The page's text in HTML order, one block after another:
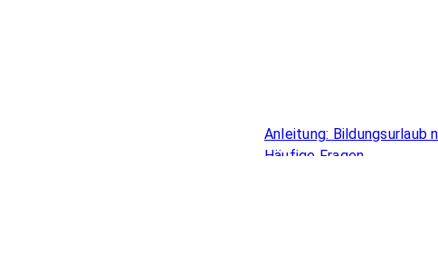
Anleitung: Bildungsurlaub
Häufige Fragen